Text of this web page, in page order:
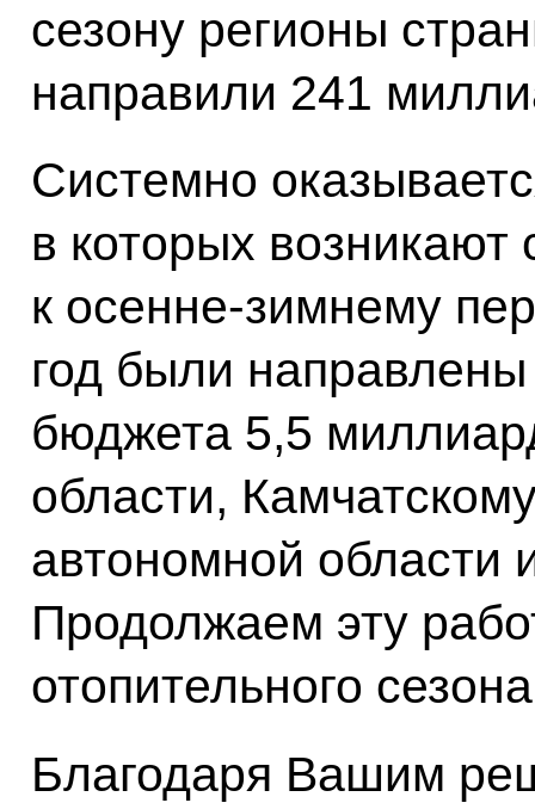
сезону регионы
направили 241
Системно
в которых возникают
к осенне-зимнему
год были
бюджета 5,5
области,
автономной области
Продолжаем эту
отопительного
Благодаря Вашим